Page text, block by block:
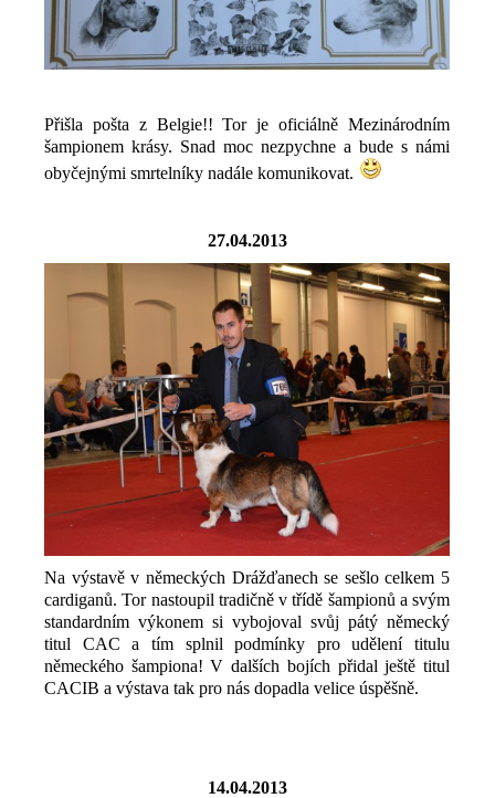
Přišla pošta z Belgie!! Tor je oficiálně Mezinárodním
šampionem krásy. Snad moc nezpychne a bude s námi
obyčejnými smrtelníky nadále komunikovat.
27.04.2013
Na výstavě v německých Drážďanech se sešlo celkem 5
cardiganů. Tor nastoupil tradičně v třídě šampionů a svým
standardním výkonem si vybojoval svůj pátý německý
titul CAC a tím splnil podmínky pro udělení titulu
německého šampiona! V dalších bojích přidal ještě titul
CACIB a výstava tak pro nás dopadla velice úspěšně.
14.04.2013